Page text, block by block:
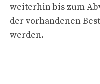
weiterhin bis zum
der vorhandenen
werden.